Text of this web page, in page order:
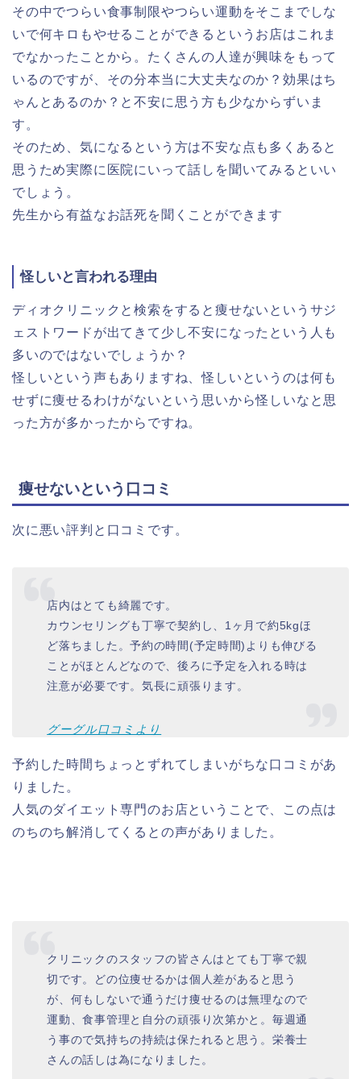
その中でつらい食事制限やつらい運動をそこまでしな
いで何キロもやせることができるというお店はこれま
でなかったことから。たくさんの人達が興味をもって
いるのですが、その分本当に大丈夫なのか？効果はち
ゃんとあるのか？と不安に思う方も少なからずいま
す。
そのため、気になるという方は不安な点も多くあると
思うため実際に医院にいって話しを聞いてみるといい
でしょう。
先生から有益なお話死を聞くことができます
怪しいと言われる理由
ディオクリニックと検索をすると痩せないというサジ
ェストワードが出てきて少し不安になったという人も
多いのではないでしょうか？
怪しいという声もありますね、怪しいというのは何も
せずに痩せるわけがないという思いから怪しいなと思
った方が多かったからですね。
痩せないという口コミ
次に悪い評判と口コミです。
店内はとても綺麗です。
カウンセリングも丁寧で契約し、1ヶ月で約5kgほ
ど落ちました。予約の時間(予定時間)よりも伸びる
ことがほとんどなので、後ろに予定を入れる時は
注意が必要です。気長に頑張ります。
グーグル口コミより
予約した時間ちょっとずれてしまいがちな口コミがあ
りました。
人気のダイエット専門のお店ということで、この点は
のちのち解消してくるとの声がありました。
クリニックのスタッフの皆さんはとても丁寧で親
切です。どの位痩せるかは個人差があると思う
が、何もしないで通うだけ痩せるのは無理なので
運動、食事管理と自分の頑張り次第かと。毎週通
う事ので気持ちの持続は保たれると思う。栄養士
さんの話しは為になりました。